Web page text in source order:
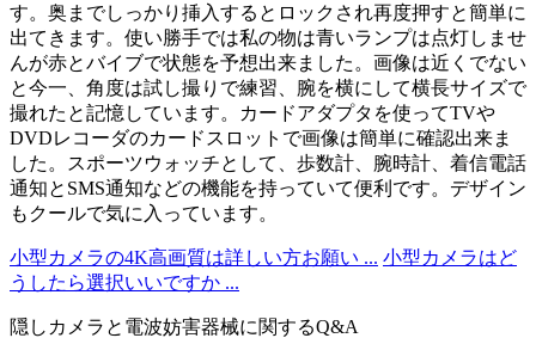
す。奥までしっかり挿入するとロックされ再度押すと簡単に
出てきます。使い勝手では私の物は青いランプは点灯しませ
んが赤とバイブで状態を予想出来ました。画像は近くでない
と今一、角度は試し撮りで練習、腕を横にして横長サイズで
撮れたと記憶しています。カードアダプタを使ってTVや
DVDレコーダのカードスロットで画像は簡単に確認出来ま
した。スポーツウォッチとして、歩数計、腕時計、着信電話
通知とSMS通知などの機能を持っていて便利です。デザイン
もクールで気に入っています。
小型カメラの4K高画質は詳しい方お願い ... 小型カメラはど
うしたら選択いいですか ...
隠しカメラと電波妨害器械に関するQ&A